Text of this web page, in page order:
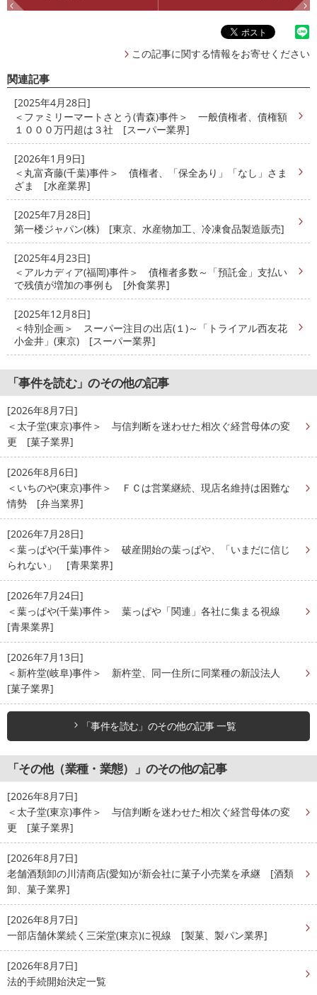
この記事に関する情報をお寄せください
関連記事
[2025年4月28日]
＜ファミリーマートさとう(青森)事件＞ 一般債権者、債権額
１０００万円超は３社 [スーパー業界]
[2026年1月9日]
＜丸富斉藤(千葉)事件＞ 債権者、「保全あり」「なし」さま
ざま [水産業界]
[2025年7月28日]
第一楼ジャパン(株) [東京、水産物加工、冷凍食品製造販売]
[2025年4月23日]
＜アルカディア(福岡)事件＞ 債権者多数～「預託金」支払い
で残債が増加の事例も [外食業界]
[2025年12月8日]
＜特別企画＞ スーパー注目の出店(１)～「トライアル西友花
小金井」(東京) [スーパー業界]
「事件を読む」のその他の記事
[2026年8月7日]
＜太子堂(東京)事件＞ 与信判断を迷わせた相次ぐ経営母体の変
更 [菓子業界]
[2026年8月6日]
＜いちのや(東京)事件＞ ＦＣは営業継続、現店名維持は困難な
情勢 [弁当業界]
[2026年7月28日]
＜葉っぱや(千葉)事件＞ 破産開始の葉っぱや、「いまだに信じ
られない」 [青果業界]
[2026年7月24日]
＜葉っぱや(千葉)事件＞ 葉っぱや「関連」各社に集まる視線
[青果業界]
[2026年7月13日]
＜新杵堂(岐阜)事件＞ 新杵堂、同一住所に同業種の新設法人
[菓子業界]
「事件を読む」のその他の記事 一覧
「その他（業種・業態）」のその他の記事
[2026年8月7日]
＜太子堂(東京)事件＞ 与信判断を迷わせた相次ぐ経営母体の変
更 [菓子業界]
[2026年8月7日]
老舗酒類卸の川清商店(愛知)が新会社に菓子小売業を承継 [酒類
卸、菓子業界]
[2026年8月7日]
一部店舗休業続く三栄堂(東京)に視線 [製菓、製パン業界]
[2026年8月7日]
法的手続開始決定一覧